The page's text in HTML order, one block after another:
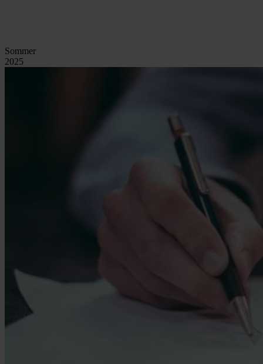
Sommer
2025